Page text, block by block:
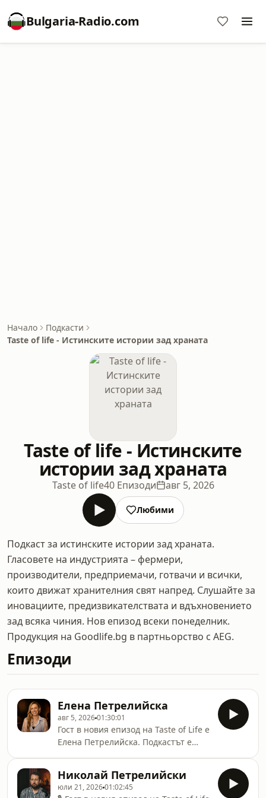
Bulgaria-Radio.com
Начало
Подкасти
Taste of life - Истинските истории зад храната
Taste of life - Истинските
истории зад храната
Taste of life40 Епизоди авг 5, 2026
Любими
Подкаст за истинските истории зад храната.
Гласовете на индустрията – фермери,
производители, предприемачи, готвачи и всички,
които движат хранителния свят напред. Слушайте за
иновациите, предизвикателствата и вдъхновението
зад всяка чиния. Нов епизод всеки понеделник.
Продукция на Goodlife.bg в партньорство с AEG.
Епизоди
Елена Петрелийска
авг 5, 202601:30:01
Гост в новия епизод на Taste of Life е
Елена Петрелийска. Подкастът е
нутриционист и заедно с Николай
Петрелийски развива проекта EP
Николай Петрелийски
юли 21, 202601:02:45